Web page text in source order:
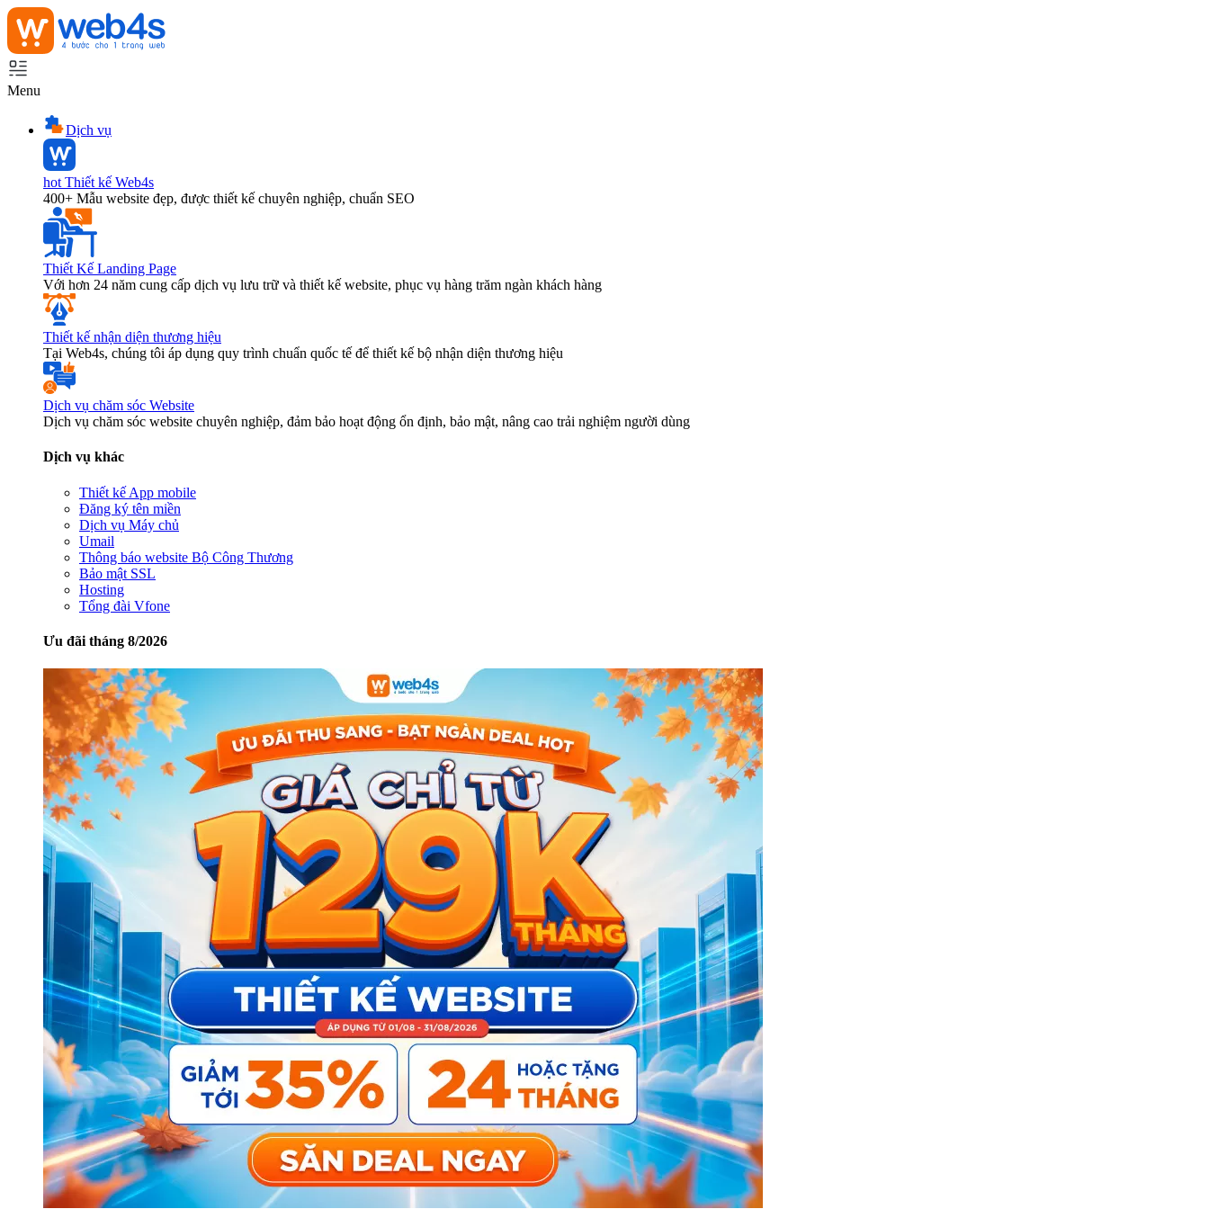
Menu
Dịch vụ
hot Thiết kế Web4s
400+ Mẫu website đẹp, được thiết kế chuyên nghiệp, chuẩn SEO
Thiết Kế Landing Page
Với hơn 24 năm cung cấp dịch vụ lưu trữ và thiết kế website, phục vụ hàng trăm ngàn khách hàng
Thiết kế nhận diện thương hiệu
Tại Web4s, chúng tôi áp dụng quy trình chuẩn quốc tế để thiết kế bộ nhận diện thương hiệu
Dịch vụ chăm sóc Website
Dịch vụ chăm sóc website chuyên nghiệp, đảm bảo hoạt động ổn định, bảo mật, nâng cao trải nghiệm người dùng
Dịch vụ khác
Thiết kế App mobile
Đăng ký tên miền
Dịch vụ Máy chủ
Umail
Thông báo website Bộ Công Thương
Bảo mật SSL
Hosting
Tổng đài Vfone
Ưu đãi tháng 8/2026